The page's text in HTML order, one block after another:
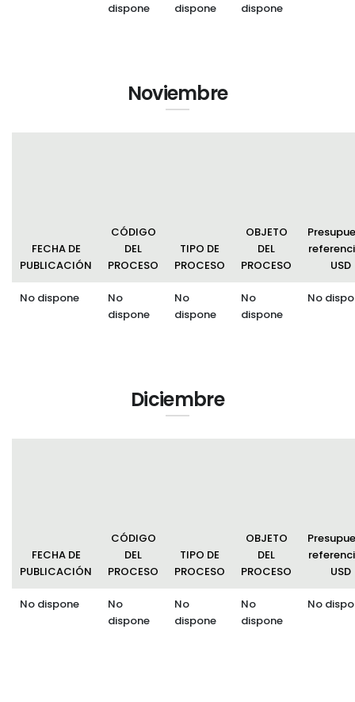
dispone
dispone
dispone
Noviembre
FECHA DE
PUBLICACIÓN
CÓDIGO
DEL
PROCESO
TIPO DE
PROCESO
OBJETO
DEL
PROCESO
USD
No dispone
No
dispone
No
dispone
No
dispone
No
Diciembre
FECHA DE
PUBLICACIÓN
CÓDIGO
DEL
PROCESO
TIPO DE
PROCESO
OBJETO
DEL
PROCESO
USD
No dispone
No
dispone
No
dispone
No
dispone
No